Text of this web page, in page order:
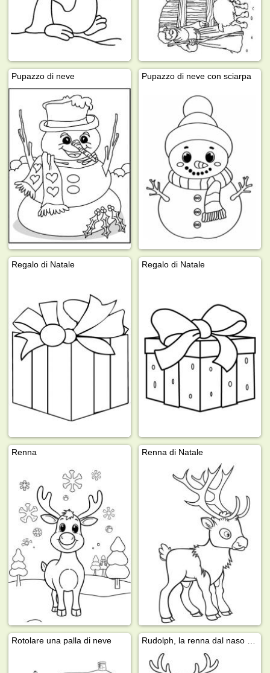
Pupazzo di neve Pupazzo di neve con sciarpa
Regalo di Natale Regalo di Natale
Renna Renna di Natale
Rotolare una palla di neve Rudolph, la renna dal naso rosso